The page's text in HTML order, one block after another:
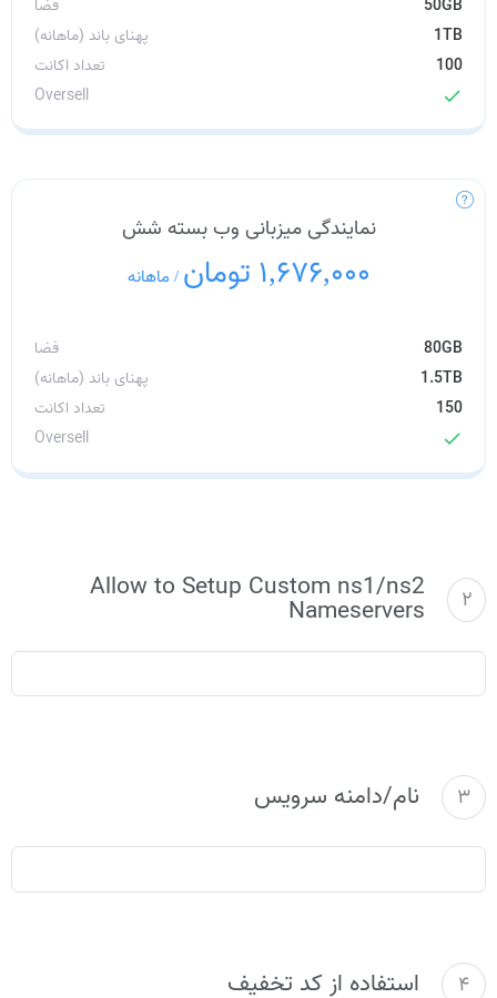
فضا
50GB
پهنای باند (ماهانه)
1TB
تعداد اکانت
100
Oversell
check
نمایندگی میزبانی وب بسته شش
1,676,000 تومان / ماهانه
فضا
80GB
پهنای باند (ماهانه)
1.5TB
تعداد اکانت
150
Oversell
check
2
Allow to Setup Custom ns1/ns2
Nameservers
3 نام/دامنه سرویس
4 استفاده از کد تخفیف